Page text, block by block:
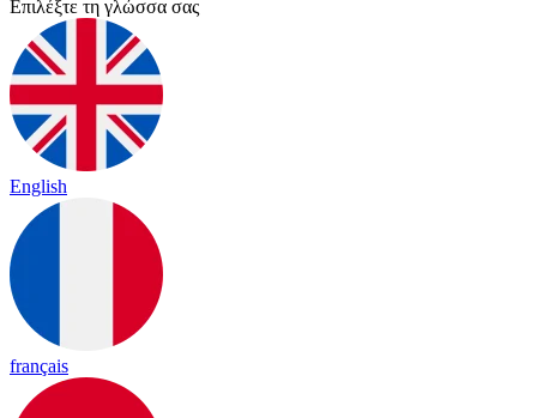
Επιλέξτε τη γλώσσα σας
English
français